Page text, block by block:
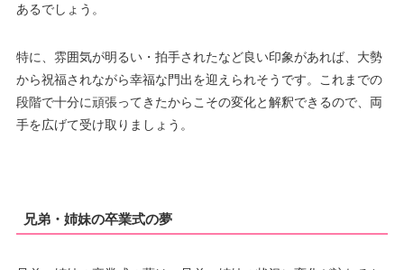
あるでしょう。
特に、雰囲気が明るい・拍手されたなど良い印象があれば、大勢
から祝福されながら幸福な門出を迎えられそうです。これまでの
段階で十分に頑張ってきたからこその変化と解釈できるので、両
手を広げて受け取りましょう。
兄弟・姉妹の卒業式の夢